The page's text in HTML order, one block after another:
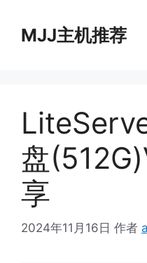
MJJ主机推荐
盘
享
2024年11月16日 作者